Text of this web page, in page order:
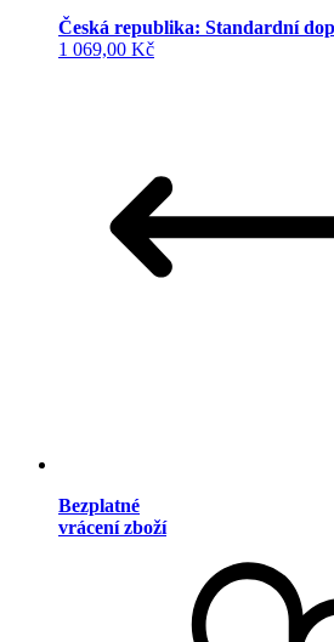
Česká republika: Standardní
1 069,00 Kč
Bezplatné
vrácení zboží